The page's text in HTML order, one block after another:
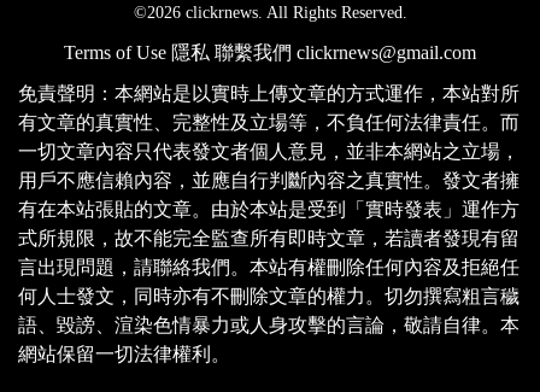
©2026 clickrnews. All Rights Reserved.
Terms of Use 隱私 聯繫我們 clickrnews@gmail.com
免責聲明：本網站是以實時上傳文章的方式運作，本站對所
有文章的真實性、完整性及立場等，不負任何法律責任。而
一切文章內容只代表發文者個人意見，並非本網站之立場，
用戶不應信賴內容，並應自行判斷內容之真實性。發文者擁
有在本站張貼的文章。由於本站是受到「實時發表」運作方
式所規限，故不能完全監查所有即時文章，若讀者發現有留
言出現問題，請聯絡我們。本站有權刪除任何內容及拒絕任
何人士發文，同時亦有不刪除文章的權力。切勿撰寫粗言穢
語、毀謗、渲染色情暴力或人身攻擊的言論，敬請自律。本
網站保留一切法律權利。